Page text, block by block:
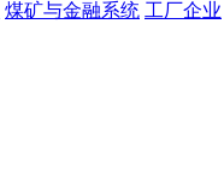
煤矿与金融系统 工厂企业